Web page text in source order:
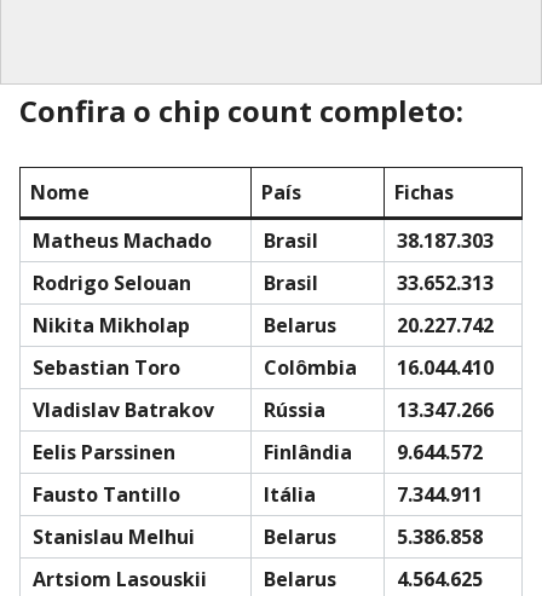
Confira o chip count completo:
Nome País
Fichas
Matheus Machado
Brasil
38.187.303
Rodrigo Selouan
Brasil
33.652.313
Nikita Mikholap
Belarus
20.227.742
Sebastian Toro
Colômbia
16.044.410
Vladislav Batrakov
Rússia
13.347.266
Eelis Parssinen
Finlândia
9.644.572
Fausto Tantillo
Itália
7.344.911
Stanislau Melhui
Belarus
5.386.858
Artsiom Lasouskii
Belarus 4.564.625